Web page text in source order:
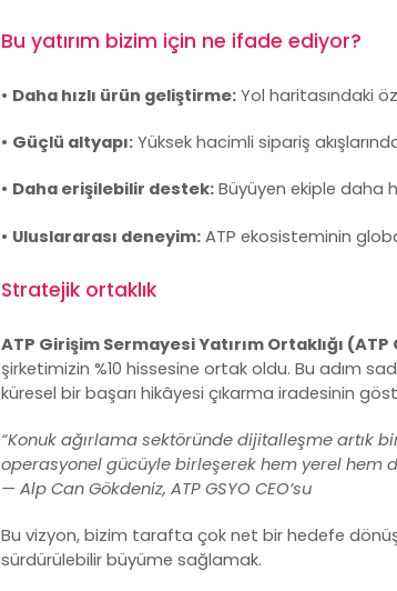
Bu yatırım bizim için ne ifade ediyor?
• Daha hızlı ürün geliştirme:Yol haritasındaki
• Güçlü altyapı:Yüksek hacimli sipariş
• Daha erişilebilir destek:Büyüyen ekiple daha
• Uluslararası deneyim:ATP ekosisteminin
Stratejik ortaklık
ATP Girişim Sermayesi Yatırım Ortaklığı (ATP
şirketimizin %10 hissesine ortak oldu. Bu adım
küresel bir başarı hikâyesi çıkarma iradesinin
“Konuk ağırlama sektöründe dijitalleşme artık
operasyonel gücüyle birleşerek hem yerel hem
— Alp Can Gökdeniz, ATP GSYO CEO’su
Bu vizyon, bizim tarafta çok net bir hedefe
sürdürülebilir büyüme sağlamak.